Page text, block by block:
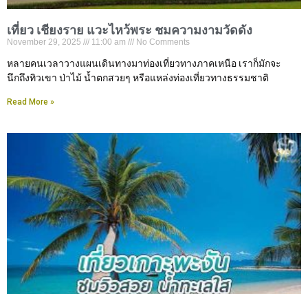
เที่ยว เชียงราย แวะไหว้พระ ชมความงามวัดดัง
November 29, 2025 11:00 am No Comments
หลายคนเวลาวางแผนเดินทางมาท่องเที่ยวทางภาคเหนือ เราก็มักจะ
นึกถึงทิวเขา ป่าไม้ น้ำตกสวยๆ หรือแหล่งท่องเที่ยวทางธรรมชาติ
Read More »